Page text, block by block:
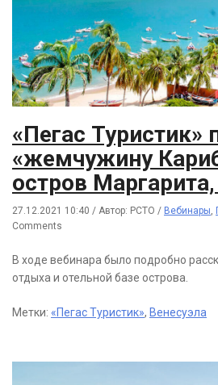
«Пегас Туристик»
«жемчужину
остров
27.12.2021 10:40 / Автор: РСТО / Вебинары
Comments
В ходе вебинара было подробно
отдыха и отельной базе острова.
Метки: «Пегас Туристик», Венесуэла